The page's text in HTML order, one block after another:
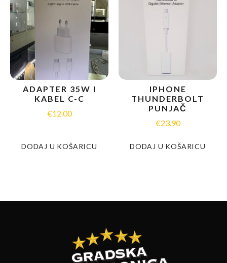
ADAPTER 35W I
KABEL C-C
€12.00
DODAJ U KOŠARICU
IPHONE
THUNDERBOLT
PUNJAČ
€23.90
DODAJ U KOŠARICU